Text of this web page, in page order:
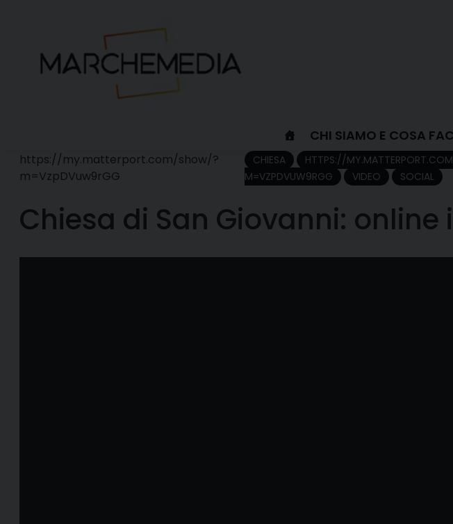
CHI SIAMO E COSA
https://my.matterport.com/show/?
m=VzpDVuw9rGG
CHIESA
HTTPS://
M=VZPDVUW9RGG
VIDEO SOCIAL
Chiesa di San Giovanni: